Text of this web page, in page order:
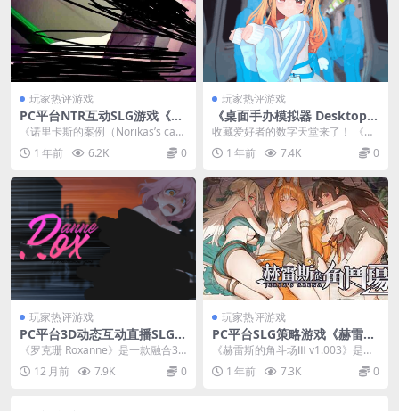
玩家热评游戏
PC平台NTR互动SLG游戏《诺
里卡斯的案例》Ver0.95 AI汉
《诺里卡斯的案例（Norikas’s cas
e）》Ver0.95 A...
1 年前 6.2K 0
玩家热评游戏
《桌面手办模拟器 Desktop G
arage Kit V2.4.09》3D全动
收藏爱好者的数字天堂来了！​​ 《桌
面手办模拟器 Desktop Garage ...
1 年前 7.4K 0
玩家热评游戏
PC平台3D动态互动直播SLG游
戏《罗克珊 Roxanne》V0.7
汉化动态步兵版+全解锁存档 1
0.2G
《罗克珊 Roxanne》是一款融合3D
动态互动与直播元素的SLG游戏，
最新V0...
12 月前 7.9K 0
玩家热评游戏
PC平台SLG策略游戏《赫雷斯
的角斗场Ⅲ v1.003》完整资源
介绍
《赫雷斯的角斗场Ⅲ v1.003》是一
款PC平台SLG策略模拟游戏，现已
推出官方...
1 年前 7.3K 0